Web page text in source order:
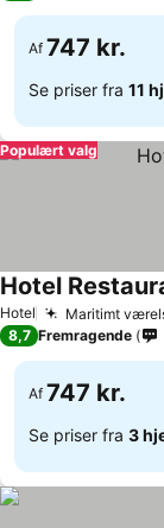
Af 747 kr.
Se priser fra 11
Populært valg
Hotel Maritimt
Hotel
8,7 Fremragende
Af 747 kr.
Se priser fra 3